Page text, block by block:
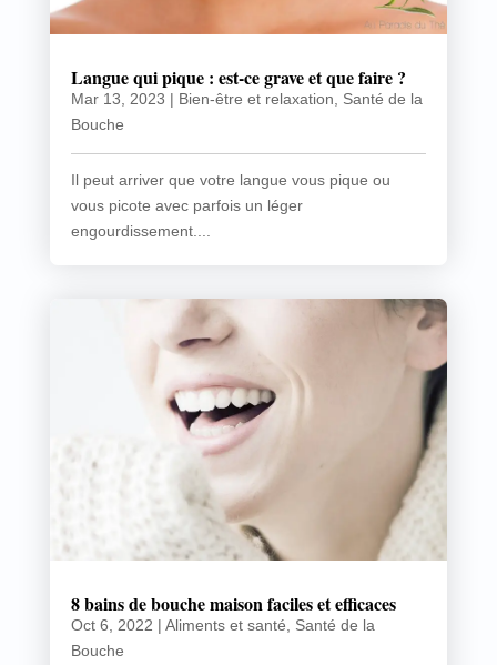
Langue qui pique : est-ce grave et que faire ?
Mar 13, 2023 | Bien-être et relaxation
Santé de la
Bouche
Il peut arriver que votre langue vous pique ou
vous picote avec parfois un léger
engourdissement....
8 bains de bouche maison faciles et efficaces
Oct 6, 2022 | Aliments et santé
Santé de la
Bouche